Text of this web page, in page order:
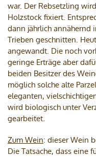
war. Der Rebsetzling
Holzstock fixiert.
dann jährlich annähernd
Trieben geschnitten.
angewandt. Die noch
geringe Erträge aber
beiden Besitzer des
möglich solche alte
eleganten,
wird biologisch unter
gearbeitet.
Zum Wein: dieser Wein
Die Tatsache, dass eine